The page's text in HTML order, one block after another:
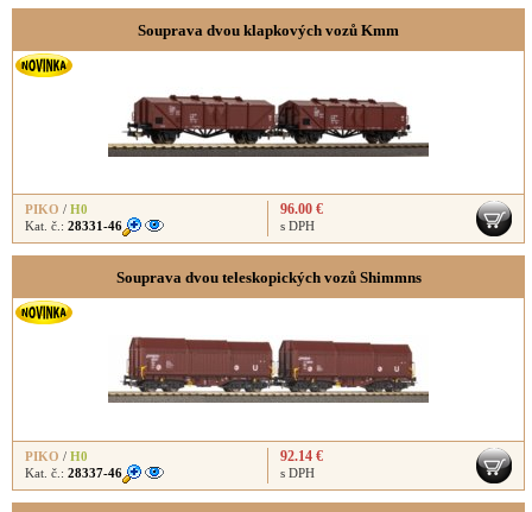
Souprava dvou klapkových vozů Kmm
PIKO / H0
Kat. č.: 28331-46
96.00 €
s DPH
Souprava dvou teleskopických vozů Shimmns
PIKO / H0
Kat. č.: 28337-46
92.14 €
s DPH